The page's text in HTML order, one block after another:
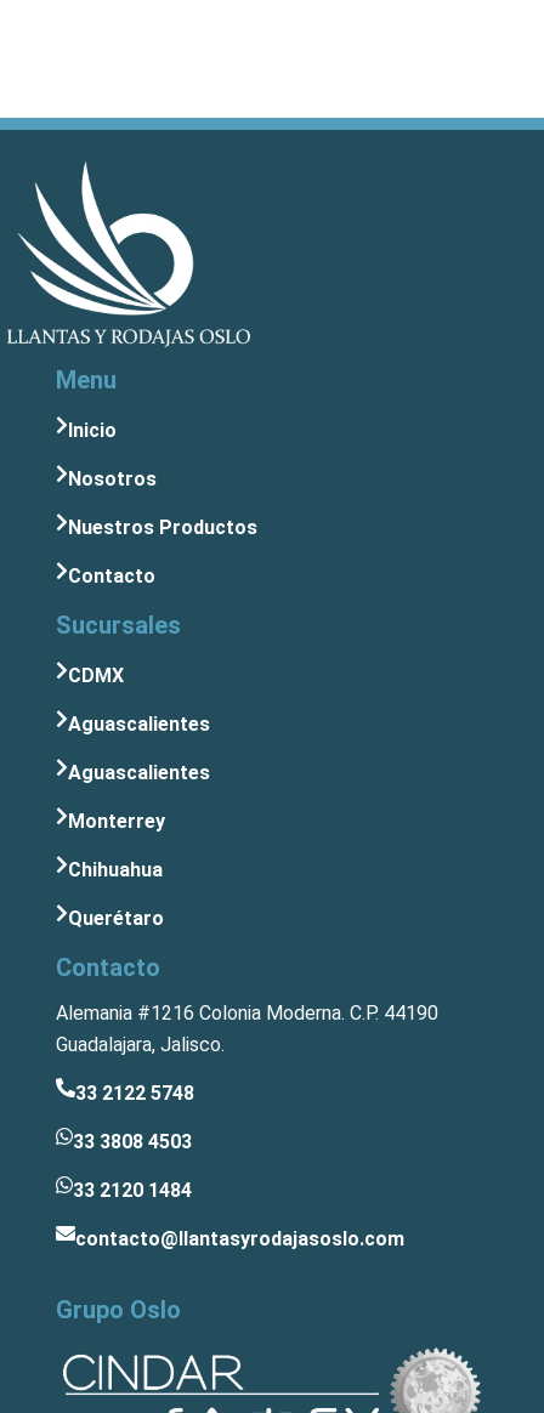
Menu
Inicio
Nosotros
Nuestros Productos
Contacto
Sucursales
CDMX
Aguascalientes
Aguascalientes
Monterrey
Chihuahua
Querétaro
Contacto
Alemania #1216 Colonia Moderna. C.P. 44190
Guadalajara, Jalisco.
33 2122 5748
33 3808 4503
33 2120 1484
contacto@llantasyrodajasoslo.com
Grupo Oslo